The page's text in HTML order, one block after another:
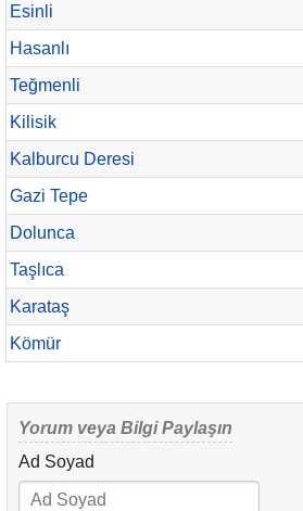
Esinli
Hasanlı
Teğmenli
Kilisik
Kalburcu Deresi
Gazi Tepe
Dolunca
Taşlıca
Karataş
Kömür
Yorum veya Bilgi Paylaşın
Ad Soyad